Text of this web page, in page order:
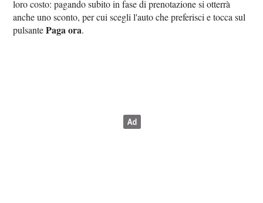
loro costo: pagando subito in fase di prenotazione si otterrà
anche uno sconto, per cui scegli l'auto che preferisci e tocca sul
pulsantePaga ora.